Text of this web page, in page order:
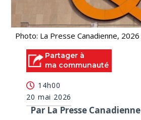
Photo: La Presse Canadienne, 2026
Partager à
ma communauté
14h00
20 mai 2026
Par La Presse Canadienne